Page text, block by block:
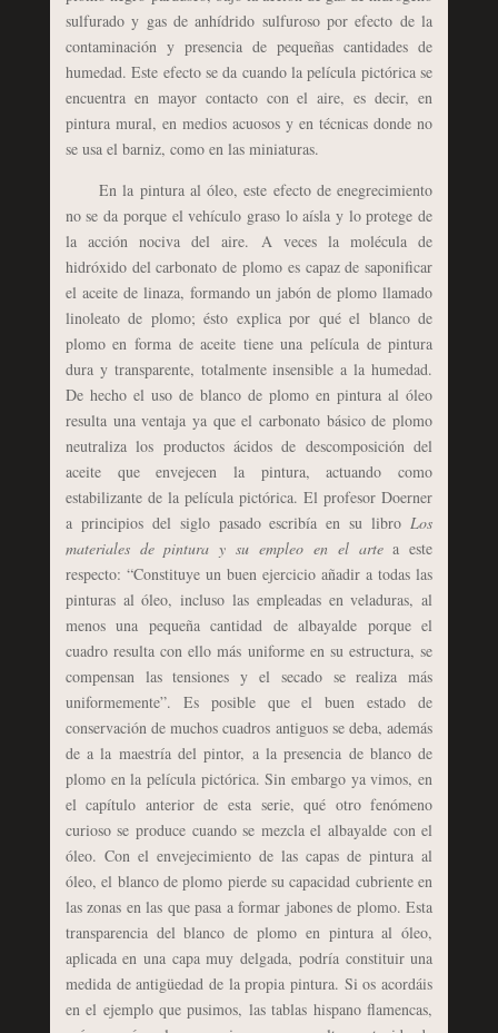
sulfurado y gas de anhídrido sulfuroso por efecto de la
contaminación y presencia de pequeñas cantidades de
humedad. Este efecto se da cuando la película pictórica se
encuentra en mayor contacto con el aire, es decir, en
pintura mural, en medios acuosos y en técnicas donde no
se usa el barniz, como en las miniaturas.
En la pintura al óleo, este efecto de enegrecimiento
no se da porque el vehículo graso lo aísla y lo protege de
la acción nociva del aire. A veces la molécula de
hidróxido del carbonato de plomo es capaz de saponificar
el aceite de linaza, formando un jabón de plomo llamado
linoleato de plomo; ésto explica por qué el blanco de
plomo en forma de aceite tiene una película de pintura
dura y transparente, totalmente insensible a la humedad.
De hecho el uso de blanco de plomo en pintura al óleo
resulta una ventaja ya que el carbonato básico de plomo
neutraliza los productos ácidos de descomposición del
aceite que envejecen la pintura, actuando como
estabilizante de la película pictórica. El profesor Doerner
a principios del siglo pasado escribía en su libroLos
materiales de pintura y su empleo en el artea este
respecto: “Constituye un buen ejercicio añadir a todas las
pinturas al óleo, incluso las empleadas en veladuras, al
menos una pequeña cantidad de albayalde porque el
cuadro resulta con ello más uniforme en su estructura, se
compensan las tensiones y el secado se realiza más
uniformemente”. Es posible que el buen estado de
conservación de muchos cuadros antiguos se deba, además
de a la maestría del pintor, a la presencia de blanco de
plomo en la película pictórica. Sin embargo ya vimos, en
el capítulo anterior de esta serie, qué otro fenómeno
curioso se produce cuando se mezcla el albayalde con el
óleo. Con el envejecimiento de las capas de pintura al
óleo, el blanco de plomo pierde su capacidad cubriente en
las zonas en las que pasa a formar jabones de plomo. Esta
transparencia del blanco de plomo en pintura al óleo,
aplicada en una capa muy delgada, podría constituir una
medida de antigüedad de la propia pintura. Si os acordáis
en el ejemplo que pusimos, las tablas hispano flamencas,